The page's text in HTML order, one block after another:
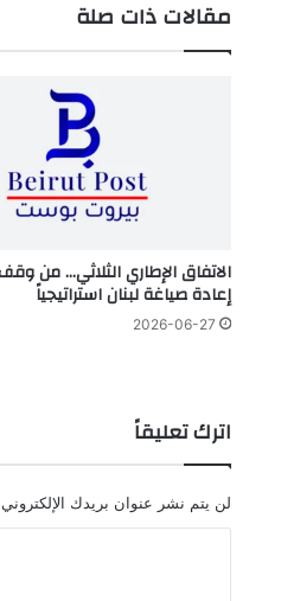
مقالات ذات صلة
الاتفاق الإطاري الثلاثي… من
إعادة صياغة لبنان استراتيجياً
2026-06-27
اترك تعليقاً
لن يتم نشر عنوان بريدك